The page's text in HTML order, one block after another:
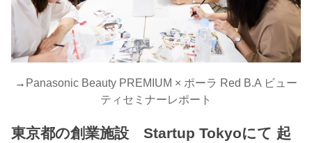
→ Panasonic Beauty PREMIUM × ポーラ Red B.A ビュー
ティセミナーレポート
東京都の創業施設 Startup Tokyoにて 起